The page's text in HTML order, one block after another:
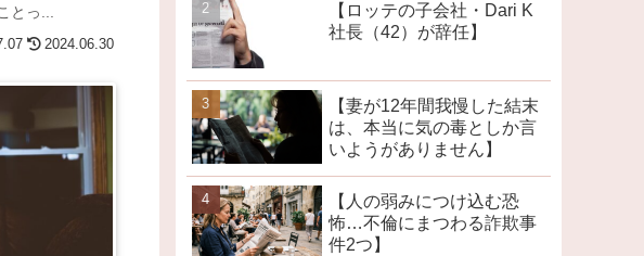
とっ...
2024.06.30
【ロッテの子会社・Dari K
社長（42）が辞任】
【妻が12年間我慢した結末
は、本当に気の毒としか言
いようがありません】
【人の弱みにつけ込む恐
怖…不倫にまつわる詐欺事
件2つ】